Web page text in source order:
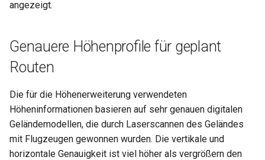
angezeigt.
Genauere Höhenprofile für geplant
Routen
Die für die Höhenerweiterung verwendeten
Höheninformationen basieren auf sehr genauen digitalen
Geländemodellen, die durch Laserscannen des Geländes
mit Flugzeugen gewonnen wurden. Die vertikale und
horizontale Genauigkeit ist viel höher als vergrößern den